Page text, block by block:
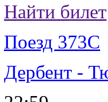
Найти билет
Поезд 373С
Дербент -